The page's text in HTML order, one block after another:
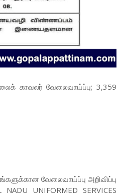
காவலர் வேலைவாய்ப்பு; 3,359
வேலைவாய்ப்பு அறிவிப்பு
UNIFORMED SERVICES